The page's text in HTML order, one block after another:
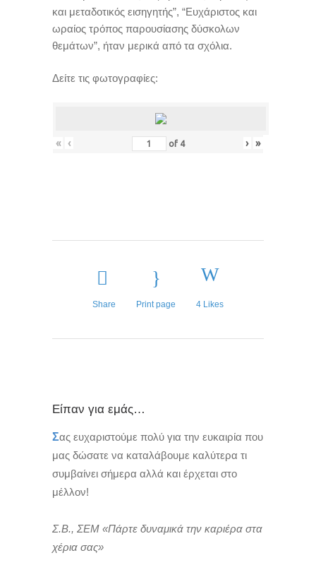
και μεταδοτικός εισηγητής”, “Ευχάριστος και
ωραίος τρόπος παρουσίασης δύσκολων
θεμάτων”, ήταν μερικά από τα σχόλια.
Δείτε τις φωτογραφίες:
« ‹ of 4 › »
Share Print page 4 Likes
Είπαν για εμάς…
Σας ευχαριστούμε πολύ για την ευκαιρία που
μας δώσατε να καταλάβουμε καλύτερα τι
συμβαίνει σήμερα αλλά και έρχεται στο
μέλλον!
Σ.Β., ΣΕΜ «Πάρτε δυναμικά την καριέρα στα
χέρια σας»